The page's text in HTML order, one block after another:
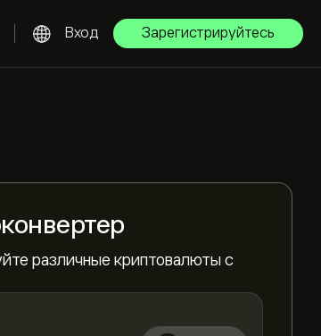
Вход Зарегистрируйтесь
различные криптовалюты с